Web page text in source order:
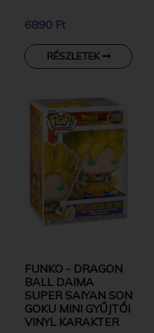
6890 Ft
RÉSZLETEK
FUNKO - DRAGON
BALL DAIMA
SUPER SAIYAN SON
GOKU MINI GYŰJTŐI
VINYL KARAKTER